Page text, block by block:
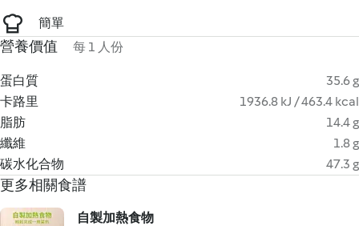
簡單
營養價值 每 1 人份
蛋白質
35.6 g
卡路里
1936.8 kJ / 463.4 kcal
脂肪
14.4 g
纖維
1.8 g
碳水化合物
47.3 g
更多相關食譜
自製加熱食物